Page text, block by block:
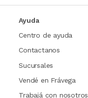
Ayuda
Centro de ayuda
Contactanos
Sucursales
Vendé en Frávega
Trabajá con nosotros